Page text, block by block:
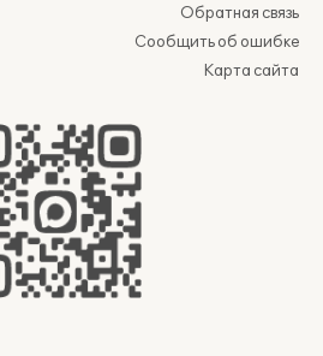
Обратная связь
Сообщить об ошибке
Карта сайта